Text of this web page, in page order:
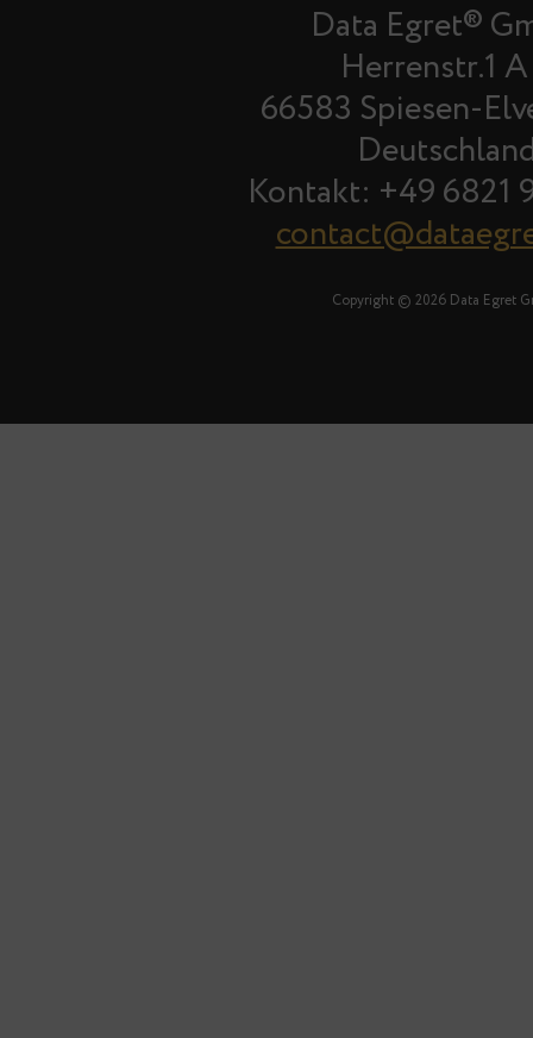
Data Egret®
Herrenstr.1
66583 Spiesen-
Kontakt: +49 6821
Copyright © 2026 Data Egret